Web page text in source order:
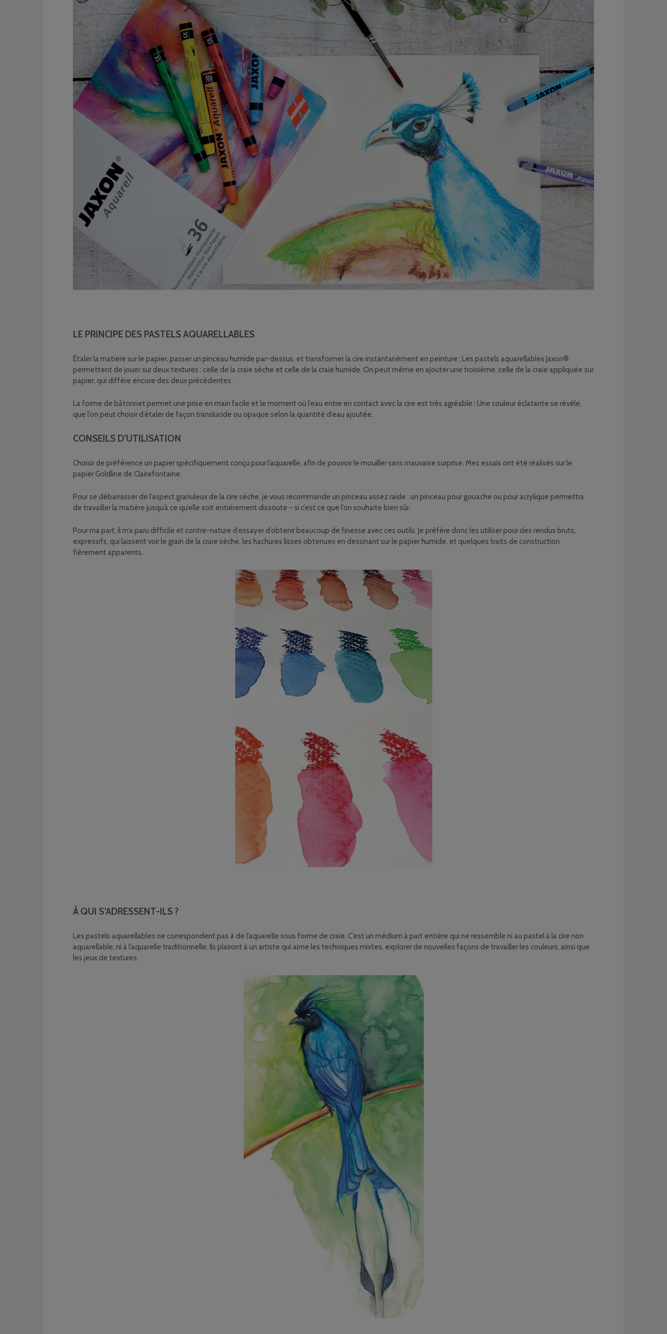
LE PRINCIPE DES PASTELS AQUARELLABLES
Étaler la matière sur le papier, passer un pinceau humide par-dessus, et transformer la cire instantanément en peinture : Les pastels aquarellables Jaxon®
permettent de jouer sur deux textures : celle de la craie sèche et celle de la craie humide. On peut même en ajouter une troisième, celle de la craie appliquée sur
papier, qui diffère encore des deux précédentes.
La forme de bâtonnet permet une prise en main facile et le moment où l’eau entre en contact avec la cire est très agréable : Une couleur éclatante se révèle,
que l’on peut choisir d’étaler de façon translucide ou opaque selon la quantité d’eau ajoutée.
CONSEILS D’UTILISATION
Choisir de préférence un papier spécifiquement conçu pour l’aquarelle, afin de pouvoir le mouiller sans mauvaise surprise. Mes essais ont été réalisés sur le
papier Goldline de Clairefontaine.
Pour se débarrasser de l’aspect granuleux de la cire sèche, je vous recommande un pinceau assez raide : un pinceau pour gouache ou pour acrylique permettra
de travailler la matière jusqu’à ce qu’elle soit entièrement dissoute – si c’est ce que l’on souhaite bien sûr.
Pour ma part, il m’a paru difficile et contre-nature d’essayer d’obtenir beaucoup de finesse avec ces outils. Je préfère donc les utiliser pour des rendus bruts,
expressifs, qui laissent voir le grain de la craie sèche, les hachures lisses obtenues en dessinant sur le papier humide, et quelques traits de construction
fièrement apparents.
À QUI S’ADRESSENT-ILS ?
Les pastels aquarellables ne correspondent pas à de l’aquarelle sous forme de craie. C’est un médium à part entière qui ne ressemble ni au pastel à la cire non
aquarellable, ni à l’aquarelle traditionnelle. Ils plairont à un artiste qui aime les techniques mixtes, explorer de nouvelles façons de travailler les couleurs, ainsi que
les jeux de textures.